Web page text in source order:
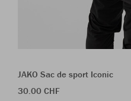
JAKO Sac de sport Iconic
30.00 CHF